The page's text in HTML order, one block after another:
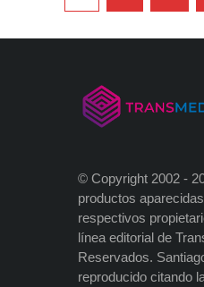
de
entradas
© Copyright 2002 -
productos
respectivos
línea editorial de
Reservados.
reproducido citando